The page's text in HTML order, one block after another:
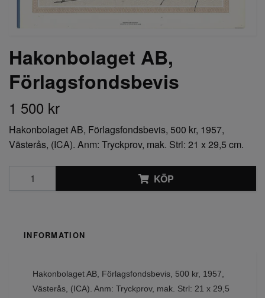
Hakonbolaget AB,
Förlagsfondsbevis
1 500 kr
Hakonbolaget AB, Förlagsfondsbevis, 500 kr, 1957,
Västerås, (ICA). Anm: Tryckprov, mak. Strl: 21 x 29,5 cm.
KÖP
INFORMATION
Hakonbolaget AB, Förlagsfondsbevis, 500 kr, 1957,
Västerås, (ICA). Anm: Tryckprov, mak. Strl: 21 x 29,5